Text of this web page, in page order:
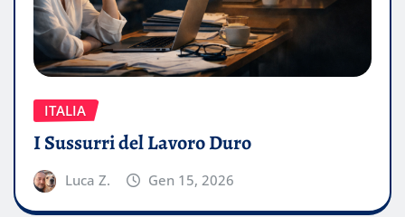
ITALIA
I Sussurri del Lavoro Duro
Luca Z. Gen 15, 2026